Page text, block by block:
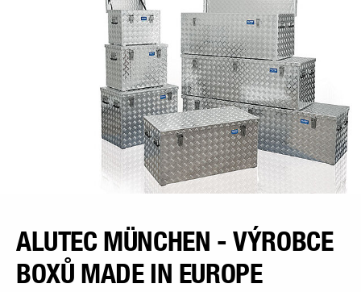
ALUTEC MÜNCHEN - VÝROBCE
BOXŮ MADE IN EUROPE